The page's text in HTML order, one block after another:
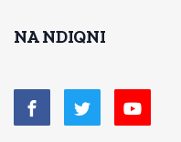
NA NDIQNI